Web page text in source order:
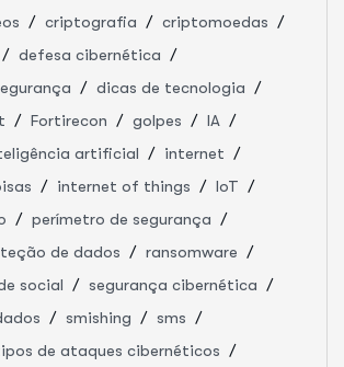
criptografia
criptomoedas
defesa cibernética
dicas de tecnologia
Fortirecon golpes
IA
artificial
internet
internet of things
IoT
perímetro de segurança
de dados
ransomware
social
segurança cibernética
smishing
sms
de ataques cibernéticos